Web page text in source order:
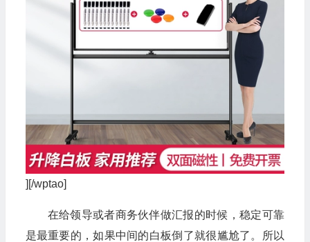
][/wptao]
在给领导或者商务伙伴做汇报的时候，稳定可靠
是最重要的，如果中间的白板倒了就很尴尬了。所以